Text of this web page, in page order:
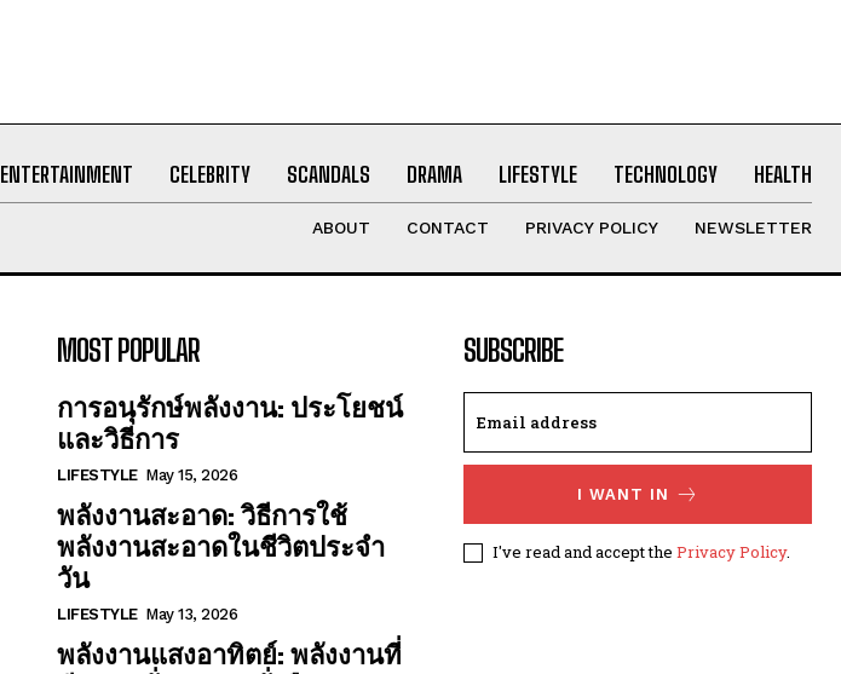
ENTERTAINMENT CELEBRITY SCANDALS DRAMA LIFESTYLE TECHNOLOGY HEALTH
ABOUT CONTACT PRIVACY POLICY NEWSLETTER
MOST POPULAR
การอนุรักษ์พลังงาน: ประโยชน์
และวิธีการ
LIFESTYLE May 15, 2026
พลังงานสะอาด: วิธีการใช้
พลังงานสะอาดในชีวิตประจำ
วัน
LIFESTYLE May 13, 2026
พลังงานแสงอาทิตย์: พลังงานที่
SUBSCRIBE
I WANT IN
I've read and accept the Privacy Policy.